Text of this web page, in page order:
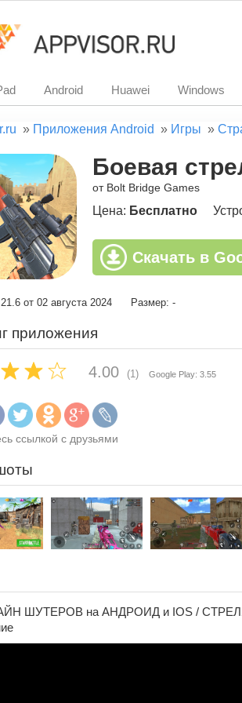
Android Huawei Windows
» Приложения Android » Игры »
Боевая
от Bolt Bridge Games
Цена: Бесплатно
Скачать в
от 02 августа 2024 Размер: -
приложения
4.00 (1) Google Play: 3.55
ссылкой с друзьями
ШУТЕРОВ на АНДРОИД и IOS /